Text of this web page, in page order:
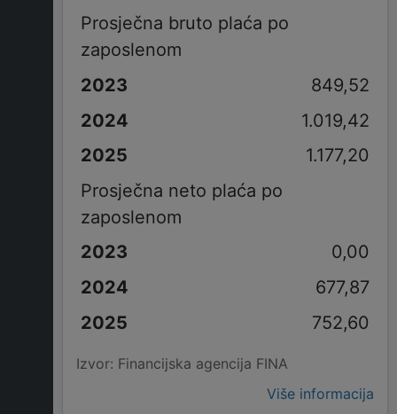
Prosječna bruto plaća po
zaposlenom
849,52
1.019,42
1.177,20
Prosječna neto plaća po
zaposlenom
0,00
677,87
752,60
Izvor: Financijska agencija FINA
Više informacija